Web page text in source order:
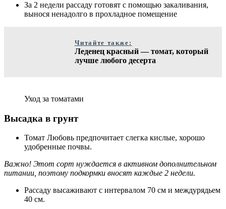
За 2 недели рассаду готовят с помощью закаливания,
вынося ненадолго в прохладное помещение
Читайте также:
Леденец красный — томат, который
лучше любого десерта
Уход за томатами
Высадка в грунт
Томат Любовь предпочитает слегка кислые, хорошо
удобренные почвы.
Важно! Этот сорт нуждается в активном дополнительном
питании, поэтому подкормки вносят каждые 2 недели.
Рассаду высаживают с интервалом 70 см и междурядьем
40 см.